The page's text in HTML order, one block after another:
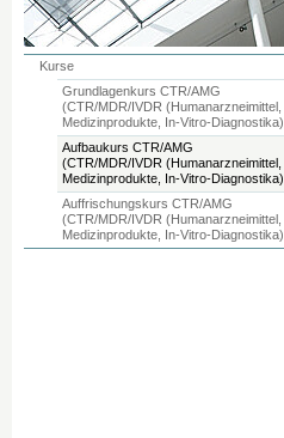
Kurse
Grundlagenkurs CTR/AMG
(CTR/MDR/IVDR (Humanarzneimittel,
Medizinprodukte, In-Vitro-Diagnostika)
Aufbaukurs CTR/AMG
(CTR/MDR/IVDR (Humanarzneimittel,
Medizinprodukte, In-Vitro-Diagnostika)
Auffrischungskurs CTR/AMG
(CTR/MDR/IVDR (Humanarzneimittel,
Medizinprodukte, In-Vitro-Diagnostika)